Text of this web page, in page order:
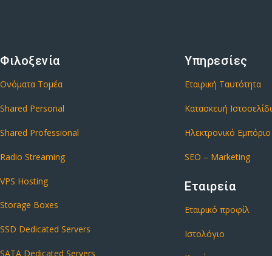
Φιλοξενία
Ονόματα Τομέα
Shared Personal
Shared Professional
Radio Streaming
VPS Hosting
Storage Boxes
SSD Dedicated Servers
SATA Dedicated Servers
Υπηρεσίες
Εταιρική Ταυτότητα
Κατασκευή
Ηλεκτρονικό Εμπόριο
SEO – Marketing
Εταιρεία
Εταιρικό προφίλ
Ιστολόγιο